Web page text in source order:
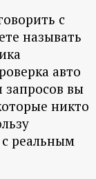
с
называть
авто
запросов вы
никто
с реальным